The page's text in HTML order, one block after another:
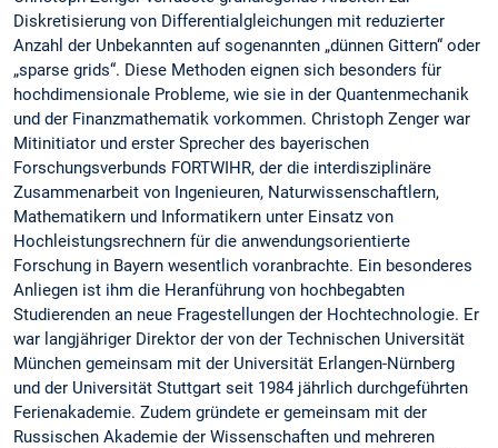
Diskretisierung von Differentialgleichungen mit reduzierter
Anzahl der Unbekannten auf sogenannten „dünnen Gittern“ oder
„sparse grids“. Diese Methoden eignen sich besonders für
hochdimensionale Probleme, wie sie in der Quantenmechanik
und der Finanzmathematik vorkommen. Christoph Zenger war
Mitinitiator und erster Sprecher des bayerischen
Forschungsverbunds FORTWIHR, der die interdisziplinäre
Zusammenarbeit von Ingenieuren, Naturwissenschaftlern,
Mathematikern und Informatikern unter Einsatz von
Hochleistungsrechnern für die anwendungsorientierte
Forschung in Bayern wesentlich voranbrachte. Ein besonderes
Anliegen ist ihm die Heranführung von hochbegabten
Studierenden an neue Fragestellungen der Hochtechnologie. Er
war langjähriger Direktor der von der Technischen Universität
München gemeinsam mit der Universität Erlangen-Nürnberg
und der Universität Stuttgart seit 1984 jährlich durchgeführten
Ferienakademie. Zudem gründete er gemeinsam mit der
Russischen Akademie der Wissenschaften und mehreren